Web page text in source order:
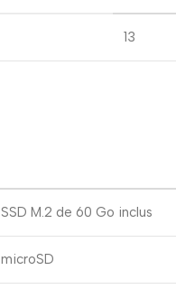
13
SSD M.2 de 60 Go inclus
microSD